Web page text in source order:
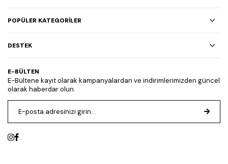
POPÜLER KATEGORİLER
DESTEK
E-BÜLTEN
E-Bültene kayıt olarak kampanyalardan ve indirimlerimizden güncel
olarak haberdar olun.